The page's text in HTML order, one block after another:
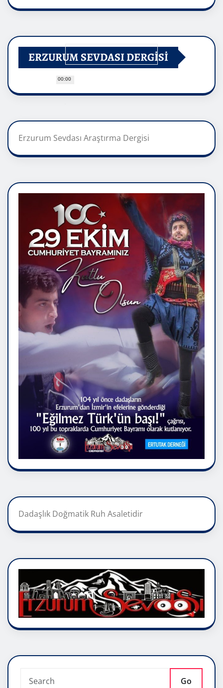
00:00
ERZURUM SEVDASI DERGİSİ
Erzurum Sevdası Araştırma Dergisi
Dadaşlık Doğmatik Ruh Asaletidir
Go